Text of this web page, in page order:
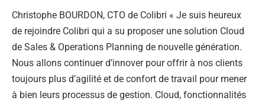
Christophe BOURDON, CTO de Colibri « Je suis heureux
de rejoindre Colibri qui a su proposer une solution Cloud
de Sales & Operations Planning de nouvelle génération.
Nous allons continuer d’innover pour offrir à nos clients
toujours plus d’agilité et de confort de travail pour mener
à bien leurs processus de gestion. Cloud, fonctionnalités